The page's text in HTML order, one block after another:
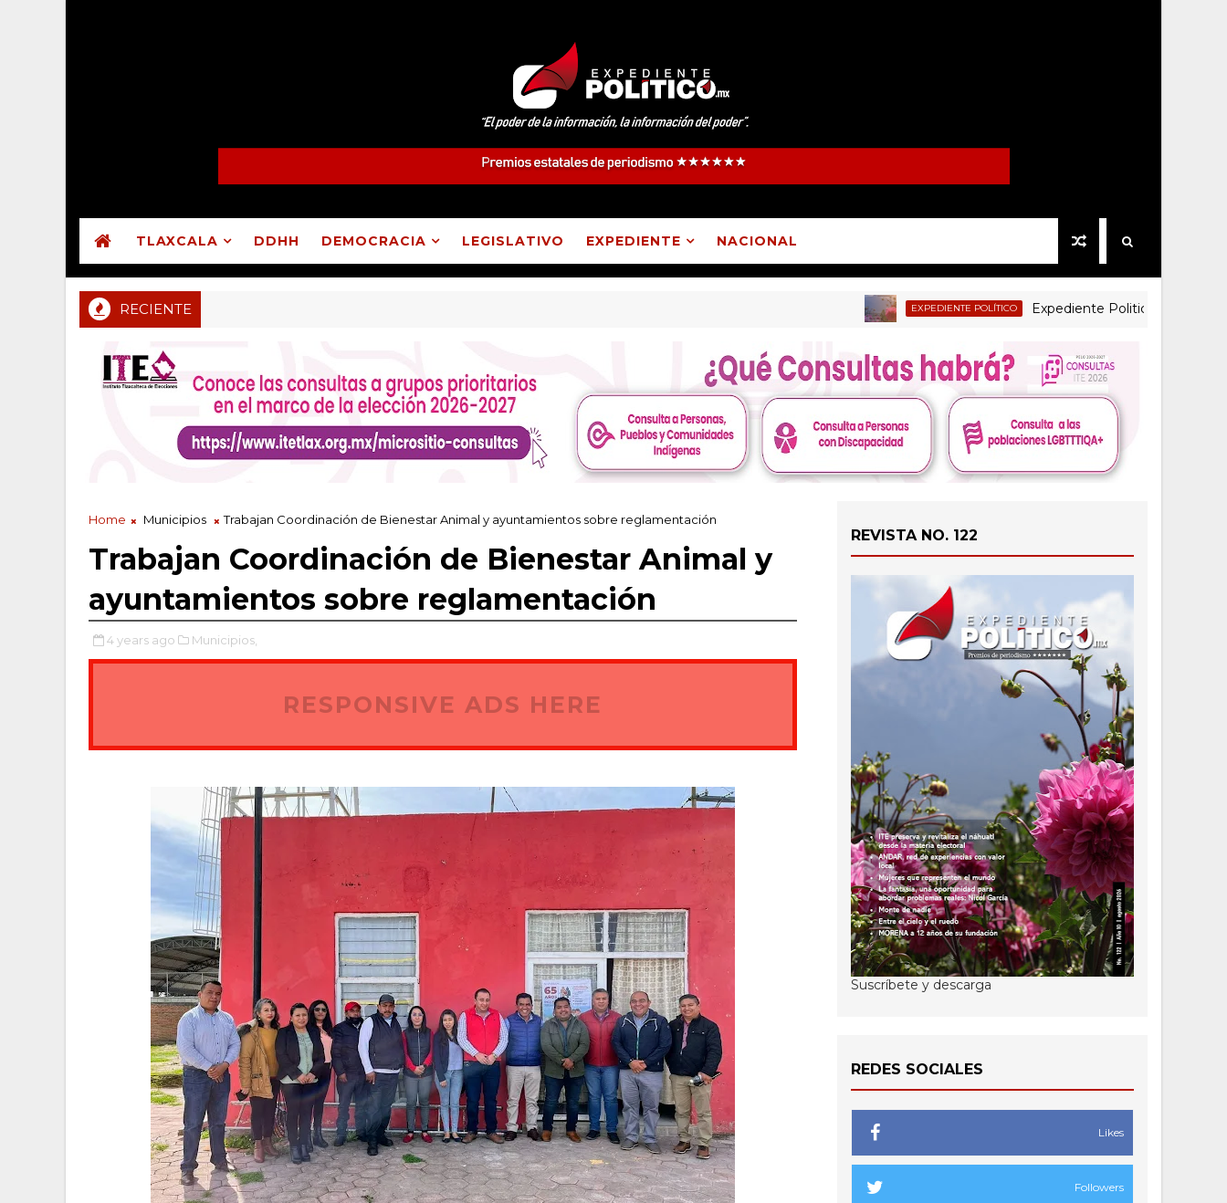
TLAXCALA DDHH DEMOCRACIA LEGISLATIVO EXPEDIENTE NACIONAL
RECIENTE EXPEDIENTE POLÍTICO Expediente Politico.Mx no. 122
Home Municipios Trabajan Coordinación de Bienestar Animal y ayuntamientos sobre reglamentación
Trabajan Coordinación de Bienestar Animal y
ayuntamientos sobre reglamentación
4 years ago Municipios,
RESPONSIVE ADS HERE
REVISTA NO. 122
Suscríbete y descarga
REDES SOCIALES
Likes
Followers